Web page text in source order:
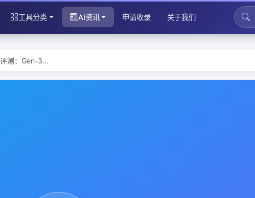
工具分类 AI资讯 申请收录 关于我们
测：Gen-3...